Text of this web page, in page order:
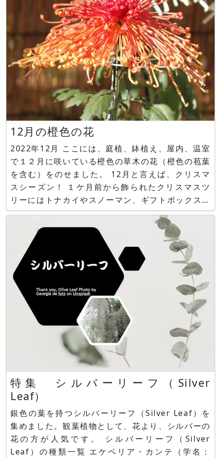
12月の橙色の花
2022年12月 ここには、庭植、鉢植え、屋内、温室
で１２月に咲いている橙色の草木の花（橙色の苞葉
を含む）をのせました。 12月と言えば、クリスマ
スシーズン！ １ケ月前から飾られたクリスマスツ
リーにはトナカイやスノーマン、ギフトボックスな
どを象ったオーナメントが吊り下げられ、橙色のイ
ルミネーションが瞬きます。街の街路樹や商店街、
家の植え込みにも温かいイルミネーションが点り
人々の心に明るい火を灯し
特集 シルバーリーフ（Silver
Leaf）
銀色の葉を持つシルバーリーフ（Silver Leaf）を
集めました。観葉植物として、花より、シルバーの
花の方が人気です。 シルバーリーフ（Silver
Leaf）の種類一覧 エケベリア・カンテ（学名：